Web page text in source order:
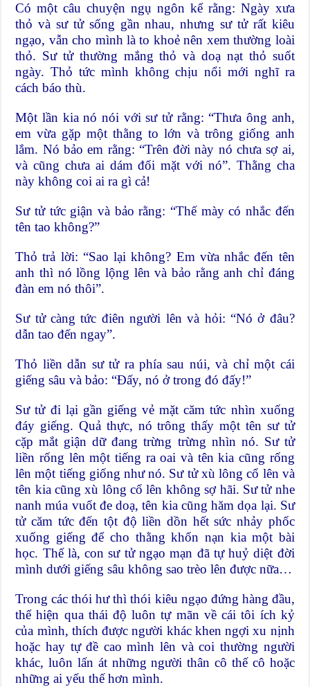
Có một câu chuyện ngụ ngôn kể rằng: Ngày xưa
thỏ và sư tử sống gần nhau, nhưng sư tử rất kiêu
ngạo, vẫn cho mình là to khoẻ nên xem thường loài
thỏ. Sư tử thường mắng thỏ và doạ nạt thỏ suốt
ngày. Thỏ tức mình không chịu nổi mới nghĩ ra
cách báo thù.
Một lần kia nó nói với sư tử rằng: “Thưa ông anh,
em vừa gặp một thằng to lớn và trông giống anh
lắm. Nó bảo em rằng: “Trên đời này nó chưa sợ ai,
và cũng chưa ai dám đối mặt với nó”. Thằng cha
này không coi ai ra gì cả!
Sư tử tức giận và bảo rằng: “Thế mày có nhắc đến
tên tao không?”
Thỏ trả lời: “Sao lại không? Em vừa nhắc đến tên
anh thì nó lồng lộng lên và bảo rằng anh chỉ đáng
đàn em nó thôi”.
Sư tử càng tức điên người lên và hỏi: “Nó ở đâu?
dẫn tao đến ngay”.
Thỏ liền dẫn sư tử ra phía sau núi, và chỉ một cái
giếng sâu và bảo: “Đấy, nó ở trong đó đấy!”
Sư tử đi lại gần giếng vẻ mặt căm tức nhìn xuống
đáy giếng. Quả thực, nó trông thấy một tên sư tử
cặp mắt giận dữ đang trừng trừng nhìn nó. Sư tử
liền rống lên một tiếng ra oai và tên kia cũng rống
lên một tiếng giống như nó. Sư tử xù lông cổ lên và
tên kia cũng xù lông cổ lên không sợ hãi. Sư tử nhe
nanh múa vuốt đe doạ, tên kia cũng hăm dọa lại. Sư
tử căm tức đến tột độ liền dồn hết sức nhảy phốc
xuống giếng để cho thằng khốn nạn kia một bài
học. Thế là, con sư tử ngạo mạn đã tự huỷ diệt đời
mình dưới giếng sâu không sao trèo lên được nữa…
Trong các thói hư thì thói kiêu ngạo đứng hàng đầu,
thể hiện qua thái độ luôn tự mãn về cái tôi ích kỷ
của mình, thích được người khác khen ngợi xu nịnh
hoặc hay tự đề cao mình lên và coi thường người
khác, luôn lấn át những người thân cô thế cô hoặc
những ai yếu thế hơn mình.